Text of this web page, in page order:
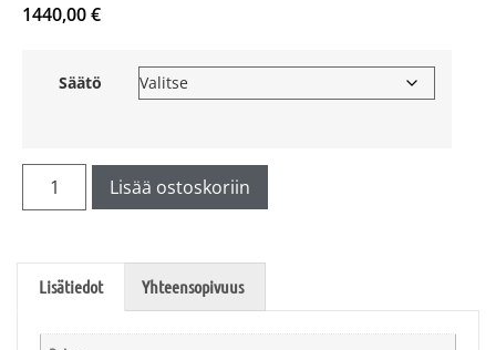
1440,00€
Säätö
Lisää ostoskoriin
Lisätiedot Yhteensopivuus